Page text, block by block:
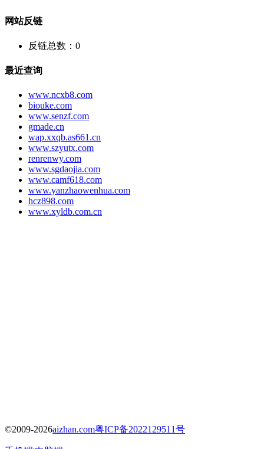
网站反链
反链总数： 0
最近查询
www.ncxb8.com
biouke.com
www.senzf.com
gmade.cn
wap.xxqb.as661.cn
www.szyutx.com
renrenwy.com
www.sgdaojia.com
www.camf618.com
www.yanzhaowenhua.com
hcz898.com
www.xyldb.com.cn
©2009-2026aizhan.com粤ICP备2022129511号